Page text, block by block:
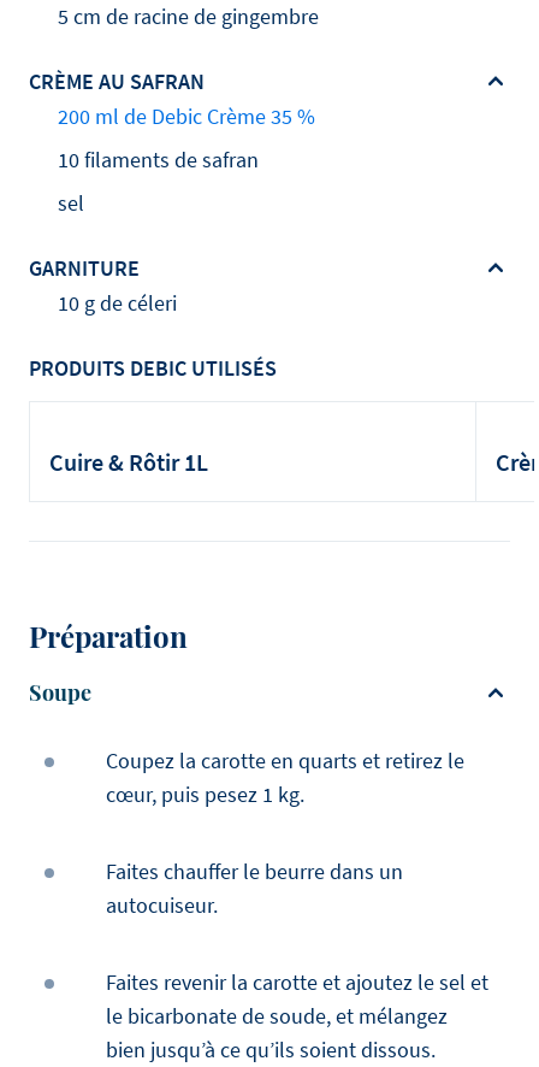
5 cm de racine de gingembre
CRÈME AU SAFRAN
200 ml de Debic Crème 35 %
10 filaments de safran
sel
GARNITURE
10 g de céleri
PRODUITS DEBIC UTILISÉS
Cuire & Rôtir 1L
Préparation
Soupe
Coupez la carotte en quarts et retirez le
cœur, puis pesez 1 kg.
Faites chauffer le beurre dans un
autocuiseur.
Faites revenir la carotte et ajoutez le sel et
le bicarbonate de soude, et mélangez
bien jusqu’à ce qu’ils soient dissous.